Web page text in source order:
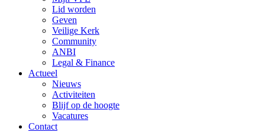
Lid worden
Geven
Veilige Kerk
Community
ANBI
Legal & Finance
Actueel
Nieuws
Activiteiten
Blijf op de hoogte
Vacatures
Contact